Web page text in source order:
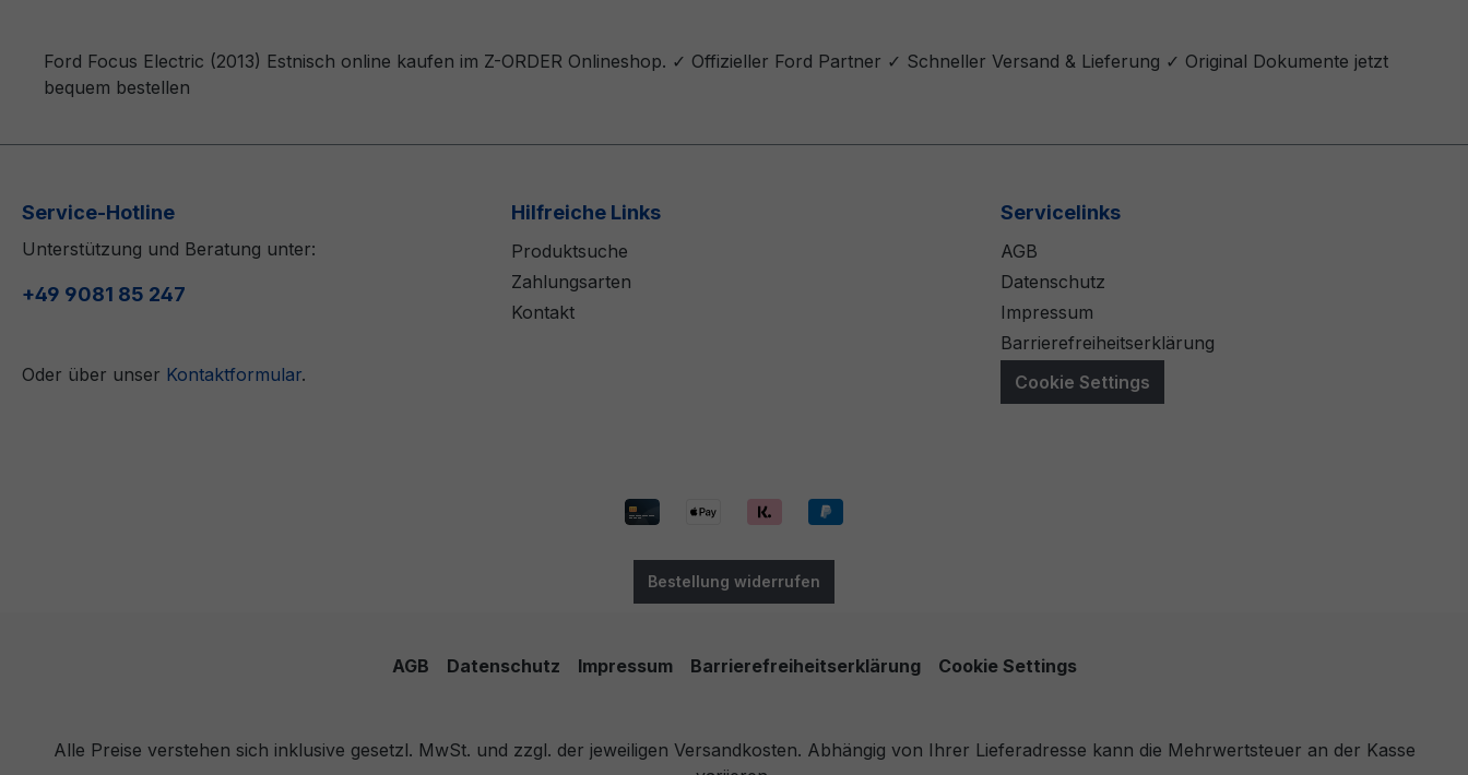
Ford Focus Electric (2013) Estnisch online kaufen im Z-ORDER Onlineshop. ✓ Offizieller Ford Partner ✓ Schneller Versand & Lieferung ✓ Original Dokumente jetzt
bequem bestellen
Service-Hotline
Unterstützung und Beratung unter:
+49 9081 85 247
Oder über unser Kontaktformular.
Hilfreiche Links
Produktsuche
Zahlungsarten
Kontakt
Servicelinks
AGB
Datenschutz
Impressum
Barrierefreiheitserklärung
Cookie Settings
Bestellung widerrufen
AGB Datenschutz Impressum Barrierefreiheitserklärung Cookie Settings
Alle Preise verstehen sich inklusive gesetzl. MwSt. und zzgl. der jeweiligen Versandkosten. Abhängig von Ihrer Lieferadresse kann die Mehrwertsteuer an der Kasse